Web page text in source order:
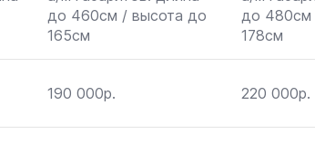
до 460см / высота до
165см
до 480см
178см
190 000р. 220 000р.